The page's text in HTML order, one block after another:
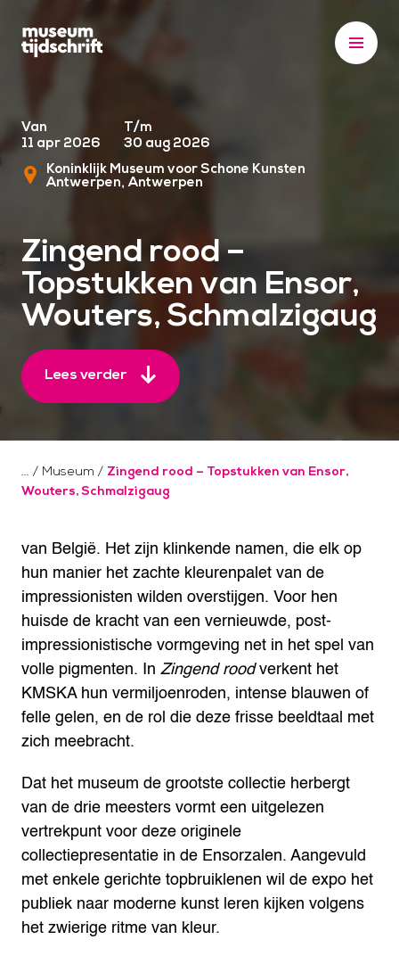
c
Van
11 apr 2026
T/m
30 aug 2026
Koninklijk Museum voor Schone Kunsten
Antwerpen Antwerpen
Zingend rood –
Topstukken van Ensor,
Wouters, Schmalzigaug
Lees verder
/ Museum / Zingend rood – Topstukken van Ensor,
Wouters, Schmalzigaug
van België. Het zijn klinkende namen, die elk op
hun manier het zachte kleurenpalet van de
impressionisten wilden overstijgen. Voor hen
huisde de kracht van een vernieuwde, post-
impressionistische vormgeving net in het spel van
volle pigmenten. In Zingend roodverkent het
KMSKA hun vermiljoenroden, intense blauwen of
felle gelen, en de rol die deze frisse beeldtaal met
zich meebracht.
Dat het museum de grootste collectie herbergt
van de drie meesters vormt een uitgelezen
vertrekpunt voor deze originele
collectiepresentatie in de Ensorzalen. Aangevuld
met enkele gerichte topbruiklenen wil de expo het
publiek naar moderne kunst leren kijken volgens
het zwierige ritme van kleur.